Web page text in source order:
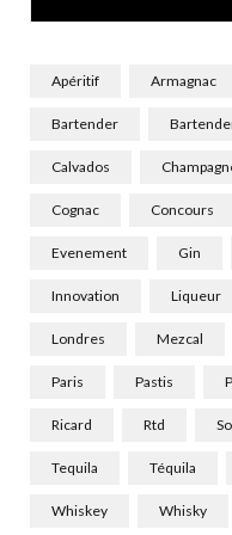
Apéritif Armagnac
Bartender
Calvados
Cognac Concours
Evenement Gin
Innovation Liqueur
Londres Mezcal
Paris Pastis
Ricard Rtd
Tequila Téquila
Whiskey Whisky